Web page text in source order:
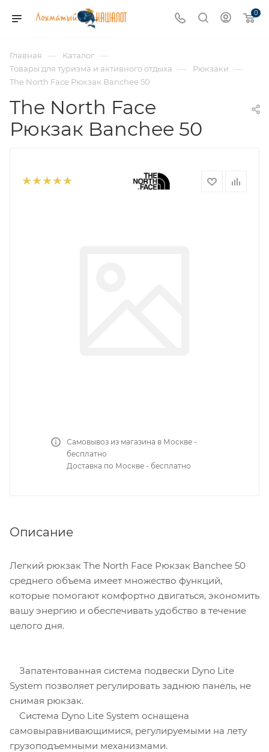
0
Главная — Каталог —
Товары для туризма и активного отдыха — Рюкзаки —
The North Face Рюкзак Banchee 50
The North Face
Рюкзак Banchee 50
Самовывоз из магазина в Москве -
бесплатно
Доставка по Москве - бесплатно
Описание
Легкий рюкзак The North Face Рюкзак Banchee 50
среднего объема имеет множество функций,
которые помогают комфортно двигаться, экономить
вашу энергию и обеспечивать удобство в течение
целого дня.
Запатентованная система подвески Dyno Lite
System позволяет регулировать заднюю панель, не
снимая рюкзак.
Система Dyno Lite System оснащена
самовыравнивающимися, регулируемыми на лету
грузоподъемными механизмами.